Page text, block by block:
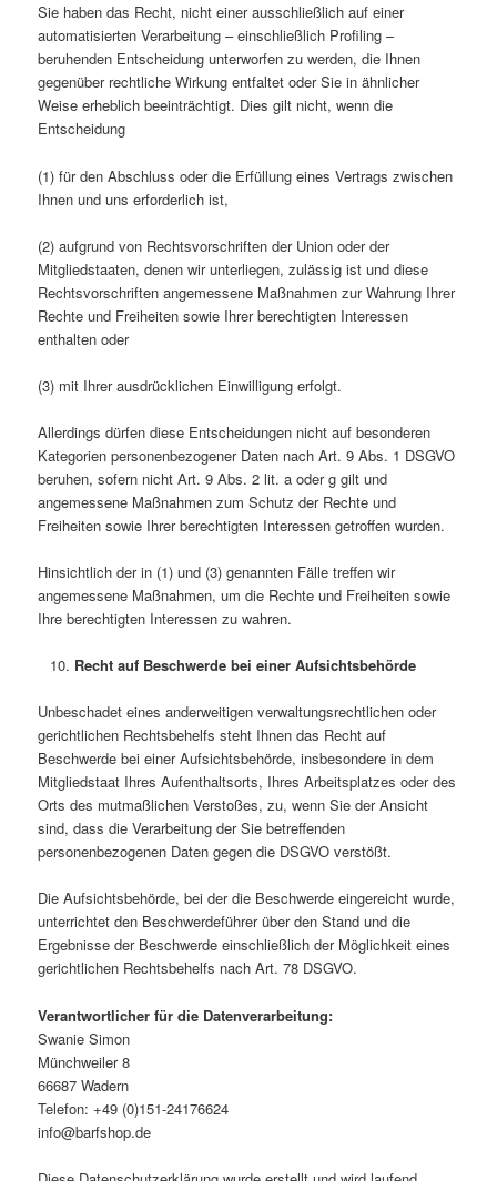
Sie haben das Recht, nicht einer ausschließlich auf einer
automatisierten Verarbeitung – einschließlich Profiling –
beruhenden Entscheidung unterworfen zu werden, die Ihnen
gegenüber rechtliche Wirkung entfaltet oder Sie in ähnlicher
Weise erheblich beeinträchtigt. Dies gilt nicht, wenn die
Entscheidung
(1) für den Abschluss oder die Erfüllung eines Vertrags zwischen
Ihnen und uns erforderlich ist,
(2) aufgrund von Rechtsvorschriften der Union oder der
Mitgliedstaaten, denen wir unterliegen, zulässig ist und diese
Rechtsvorschriften angemessene Maßnahmen zur Wahrung Ihrer
Rechte und Freiheiten sowie Ihrer berechtigten Interessen
enthalten oder
(3) mit Ihrer ausdrücklichen Einwilligung erfolgt.
Allerdings dürfen diese Entscheidungen nicht auf besonderen
Kategorien personenbezogener Daten nach Art. 9 Abs. 1 DSGVO
beruhen, sofern nicht Art. 9 Abs. 2 lit. a oder g gilt und
angemessene Maßnahmen zum Schutz der Rechte und
Freiheiten sowie Ihrer berechtigten Interessen getroffen wurden.
Hinsichtlich der in (1) und (3) genannten Fälle treffen wir
angemessene Maßnahmen, um die Rechte und Freiheiten sowie
Ihre berechtigten Interessen zu wahren.
Recht auf Beschwerde bei einer Aufsichtsbehörde
Unbeschadet eines anderweitigen verwaltungsrechtlichen oder
gerichtlichen Rechtsbehelfs steht Ihnen das Recht auf
Beschwerde bei einer Aufsichtsbehörde, insbesondere in dem
Mitgliedstaat Ihres Aufenthaltsorts, Ihres Arbeitsplatzes oder des
Orts des mutmaßlichen Verstoßes, zu, wenn Sie der Ansicht
sind, dass die Verarbeitung der Sie betreffenden
personenbezogenen Daten gegen die DSGVO verstößt.
Die Aufsichtsbehörde, bei der die Beschwerde eingereicht wurde,
unterrichtet den Beschwerdeführer über den Stand und die
Ergebnisse der Beschwerde einschließlich der Möglichkeit eines
gerichtlichen Rechtsbehelfs nach Art. 78 DSGVO.
Verantwortlicher für die Datenverarbeitung:
Swanie Simon
Münchweiler 8
66687 Wadern
Telefon: +49 (0)151-24176624
info@barfshop.de